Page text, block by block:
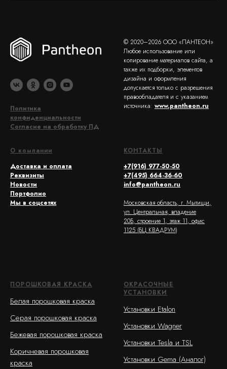
Политика
конфиденциальности
Согласие на обработку ПД
© 2020–2026 ООО «ПАНТЕОН»
Любое использование или
копирование материалов сайта, а
также их подборки, элементов
дизайна и оформления
допускается только с разрешения
правообладателя и с указанием
источника: www.pantheon.ru
О компании
Доставка и оплата
Реквизиты
Новости
Портфолио
Мы в соцсетях
КОНТАКТЫ
+7(916) 977-50-50
+7(495) 664-36-60
info@pantheon.ru
Московская область, г. Мытищи,
ул. Центральная, владение
20Б, строение 1, этаж 11, офис
1125 (БЦ КВАДРУМ)
ПОРОШКОВАЯ КРАСКА
Белая порошковая краска
Серая порошковая краска
Бежевая порошковая краска
Коричневая порошковая
краска
ОКРАСОЧНЫЕ
УСТАНОВКИ
Установки Etalon
Установки Wagner
Установки Tesla и TSL
Установки Gema (Аналог)